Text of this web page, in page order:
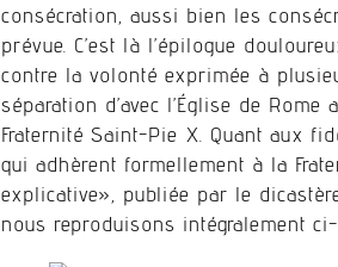
consécration, aussi bien les
prévue. C’est là l’épilogue
contre la volonté exprimée à
séparation d’avec l’Église de
Fraternité Saint-Pie X. Quant aux
qui adhèrent formellement à la
explicative», publiée par le
nous reproduisons intégralement ci-